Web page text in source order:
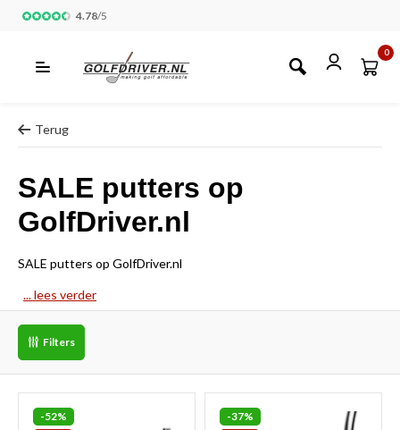
4.78/5
0
Terug
SALE putters op
GolfDriver.nl
SALE putters op GolfDriver.nl
... lees verder
Filters
-52%
-37%